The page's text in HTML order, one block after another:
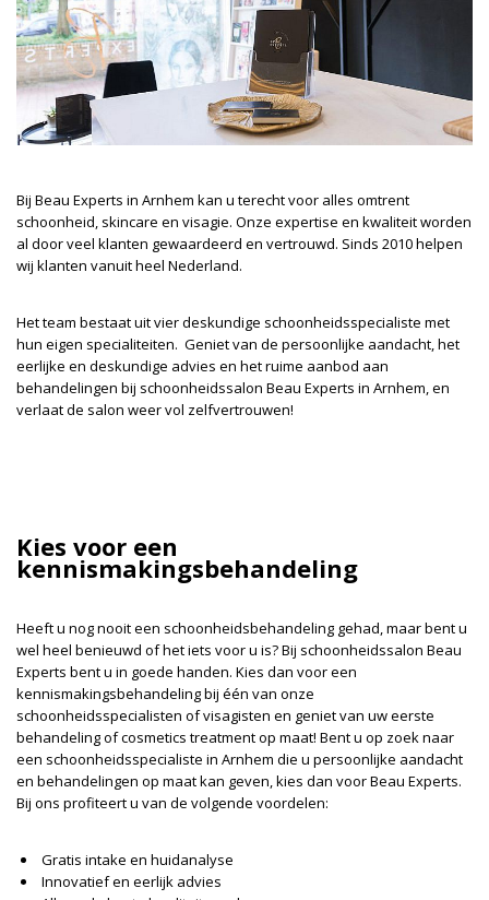
Bij Beau Experts in Arnhem kan u terecht voor alles omtrent
schoonheid, skincare en visagie. Onze expertise en kwaliteit worden
al door veel klanten gewaardeerd en vertrouwd. Sinds 2010 helpen
wij klanten vanuit heel Nederland.
Het team bestaat uit vier deskundige schoonheidsspecialiste met
hun eigen specialiteiten. Geniet van de persoonlijke aandacht, het
eerlijke en deskundige advies en het ruime aanbod aan
behandelingen bij schoonheidssalon Beau Experts in Arnhem, en
verlaat de salon weer vol zelfvertrouwen!
Kies voor een
kennismakingsbehandeling
Heeft u nog nooit een schoonheidsbehandeling gehad, maar bent u
wel heel benieuwd of het iets voor u is? Bij schoonheidssalon Beau
Experts bent u in goede handen. Kies dan voor een
kennismakingsbehandeling bij één van onze
schoonheidsspecialisten of visagisten en geniet van uw eerste
behandeling of cosmetics treatment op maat! Bent u op zoek naar
een schoonheidsspecialiste in Arnhem die u persoonlijke aandacht
en behandelingen op maat kan geven, kies dan voor Beau Experts.
Bij ons profiteert u van de volgende voordelen:
Gratis intake en huidanalyse
Innovatief en eerlijk advies